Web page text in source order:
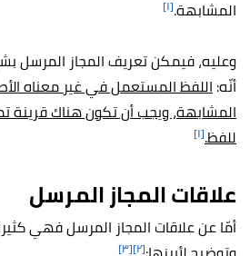
المشابهة.[١]
وعليه، فيمكن تعريف المجاز
أنّه:اللفظ المستعمل في غير معناه
المشابهة، ويجب أن تكون هناك قرينة
للفظ.[١]
علاقات المجاز المرسل
أمّا عن علاقات المجاز المرسل فهي
[٢] [٣]